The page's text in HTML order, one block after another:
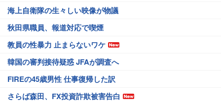
海上自衛隊の生々しい映像が物議
秋田県職員、報道対応で喫煙
教員の性暴力 止まらないワケ
韓国の審判接待疑惑 JFAが調査へ
FIREの45歳男性 仕事復帰した訳
さらば森田、FX投資詐欺被害告白